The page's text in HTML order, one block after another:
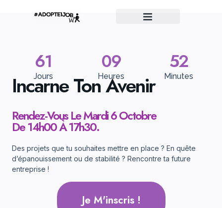
61
Jours
09
Heures
52
Minutes
Incarne Ton Avenir
Rendez-Vous Le Mardi 6 Octobre
De 14h00 À 17h30.
Des projets que tu souhaites mettre en place ? En quête
d’épanouissement ou de stabilité ? Rencontre ta future
entreprise !
Je M'inscris !